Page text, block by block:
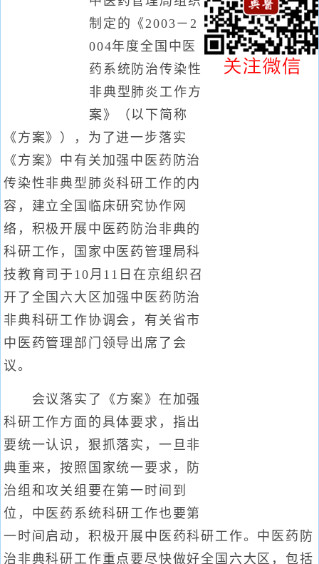
制定的《2003－2
004年度全国中医
药系统防治传染性
非典型肺炎工作方
案》（以下简称
《方案》），为了进一步落实
《方案》中有关加强中医药防治
传染性非典型肺炎科研工作的内
容，建立全国临床研究协作网
络，积极开展中医药防治非典的
科研工作，国家中医药管理局科
技教育司于10月11日在京组织召
开了全国六大区加强中医药防治
非典科研工作协调会，有关省市
中医药管理部门领导出席了会
议。
会议落实了《方案》在加强
科研工作方面的具体要求，指出
要统一认识，狠抓落实，一旦非
典重来，按照国家统一要求，防
治组和攻关组要在第一时间到
位，中医药系统科研工作也要第
一时间启动，积极开展中医药科研工作。中医药防
治非典科研工作重点要尽快做好全国六大区，包括